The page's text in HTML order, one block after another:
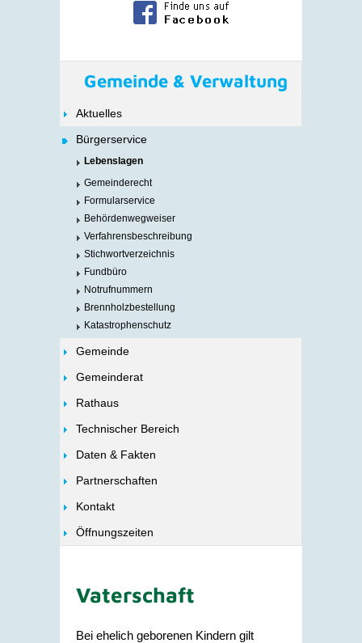
Gemeinde & Verwaltung
Aktuelles
Bürgerservice
Lebenslagen
Gemeinderecht
Formularservice
Behördenwegweiser
Verfahrensbeschreibung
Stichwortverzeichnis
Fundbüro
Notrufnummern
Brennholzbestellung
Katastrophenschutz
Gemeinde
Gemeinderat
Rathaus
Technischer Bereich
Daten & Fakten
Partnerschaften
Kontakt
Öffnungszeiten
Vaterschaft
Bei ehelich geborenen Kindern gilt